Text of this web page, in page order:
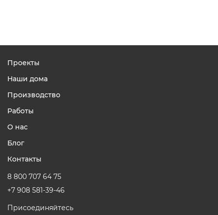
Проекты
Наши дома
Производство
Работы
О нас
Блог
Контакты
8 800 707 64 75
+7 908 581-39-46
Присоединяйтесь